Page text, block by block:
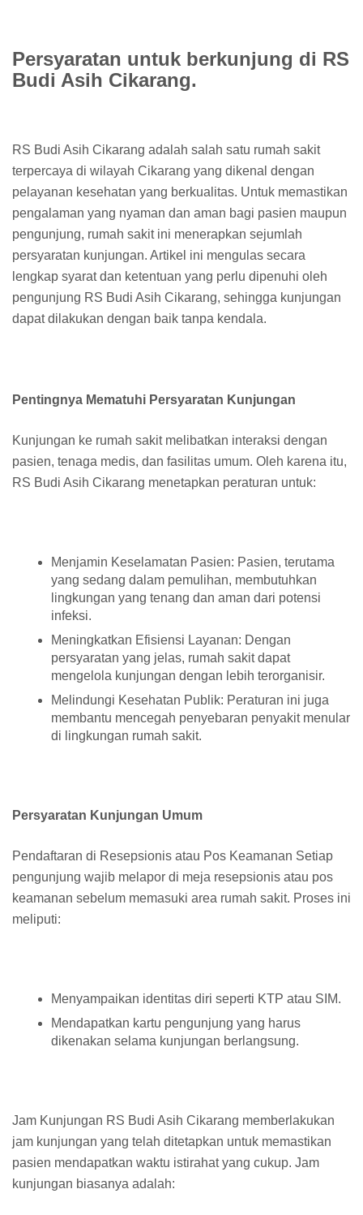
Persyaratan untuk berkunjung di RS
Budi Asih Cikarang.
RS Budi Asih Cikarang adalah salah satu rumah sakit
terpercaya di wilayah Cikarang yang dikenal dengan
pelayanan kesehatan yang berkualitas. Untuk memastikan
pengalaman yang nyaman dan aman bagi pasien maupun
pengunjung, rumah sakit ini menerapkan sejumlah
persyaratan kunjungan. Artikel ini mengulas secara
lengkap syarat dan ketentuan yang perlu dipenuhi oleh
pengunjung RS Budi Asih Cikarang, sehingga kunjungan
dapat dilakukan dengan baik tanpa kendala.
Pentingnya Mematuhi Persyaratan Kunjungan
Kunjungan ke rumah sakit melibatkan interaksi dengan
pasien, tenaga medis, dan fasilitas umum. Oleh karena itu,
RS Budi Asih Cikarang menetapkan peraturan untuk:
Menjamin Keselamatan Pasien: Pasien, terutama
yang sedang dalam pemulihan, membutuhkan
lingkungan yang tenang dan aman dari potensi
infeksi.
Meningkatkan Efisiensi Layanan: Dengan
persyaratan yang jelas, rumah sakit dapat
mengelola kunjungan dengan lebih terorganisir.
Melindungi Kesehatan Publik: Peraturan ini juga
membantu mencegah penyebaran penyakit menular
di lingkungan rumah sakit.
Persyaratan Kunjungan Umum
Pendaftaran di Resepsionis atau Pos Keamanan Setiap
pengunjung wajib melapor di meja resepsionis atau pos
keamanan sebelum memasuki area rumah sakit. Proses ini
meliputi:
Menyampaikan identitas diri seperti KTP atau SIM.
Mendapatkan kartu pengunjung yang harus
dikenakan selama kunjungan berlangsung.
Jam Kunjungan RS Budi Asih Cikarang memberlakukan
jam kunjungan yang telah ditetapkan untuk memastikan
pasien mendapatkan waktu istirahat yang cukup. Jam
kunjungan biasanya adalah: